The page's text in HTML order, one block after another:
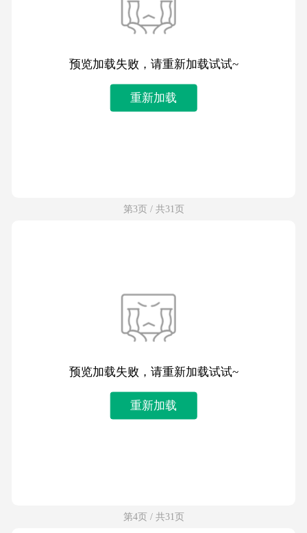
预览加载失败，请重新加载试试~
重新加载
第3页 / 共31页
预览加载失败，请重新加载试试~
重新加载
第4页 / 共31页